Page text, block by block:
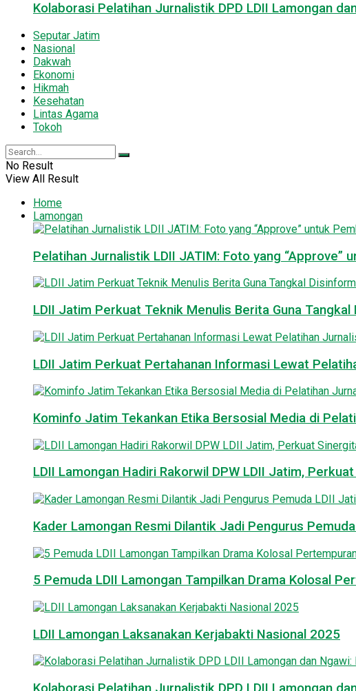
Kolaborasi Pelatihan Jurnalistik DPD LDII Lamongan
Seputar Jatim
Nasional
Dakwah
Ekonomi
Hikmah
Kesehatan
Lintas Agama
Tokoh
No Result
View All Result
Home
Lamongan
Pelatihan Jurnalistik LDII JATIM: Foto yang “Approve”
LDII Jatim Perkuat Teknik Menulis Berita Guna Tangkal
LDII Jatim Perkuat Pertahanan Informasi Lewat
Kominfo Jatim Tekankan Etika Bersosial Media di
LDII Lamongan Hadiri Rakorwil DPW LDII Jatim,
Kader Lamongan Resmi Dilantik Jadi Pengurus
5 Pemuda LDII Lamongan Tampilkan Drama Kolosal
LDII Lamongan Laksanakan Kerjabakti Nasional 2025